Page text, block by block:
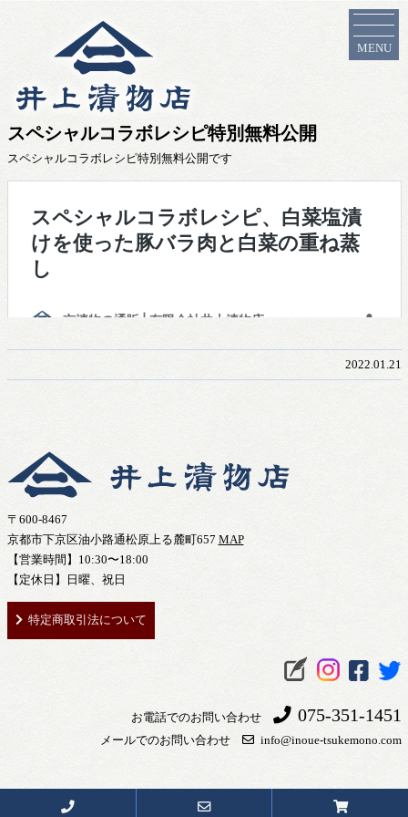
MENU
スペシャルコラボレシピ特別無料公開
スペシャルコラボレシピ特別無料公開です
2022.01.21
〒600-8467
京都市下京区油小路通松原上る麓町657 MAP
【営業時間】10:30〜18:00
【定休日】日曜、祝日
特定商取引法について
お電話でのお問い合わせ 075-351-1451
メールでのお問い合わせ info@inoue-tsukemono.com